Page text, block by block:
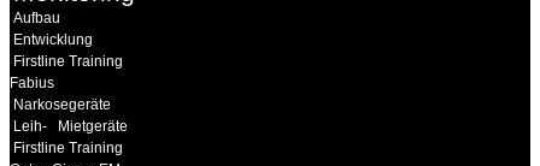
Aufbau
Entwicklung
Firstline Training
Fabius
Narkosegeräte
Leih-
Mietgeräte
Firstline Training